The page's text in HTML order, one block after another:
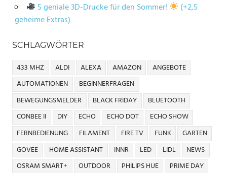
5 geniale 3D-Drucke für den Sommer!
(+2,5
geheime Extras)
SCHLAGWÖRTER
433 MHZ ALDI ALEXA AMAZON
ANGEBOTE
AUTOMATIONEN
BEGINNERFRAGEN
BEWEGUNGSMELDER
BLACK FRIDAY
BLUETOOTH
CONBEE II
DIY ECHO ECHO DOT
ECHO SHOW
FERNBEDIENUNG
FILAMENT FIRE TV FUNK
GARTEN
GOVEE
HOME ASSISTANT INNR LED LIDL
NEWS
OSRAM SMART+
OUTDOOR PHILIPS HUE
PRIME DAY